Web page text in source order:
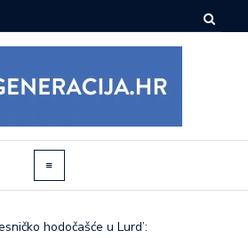
hodočašće u Lurd’: